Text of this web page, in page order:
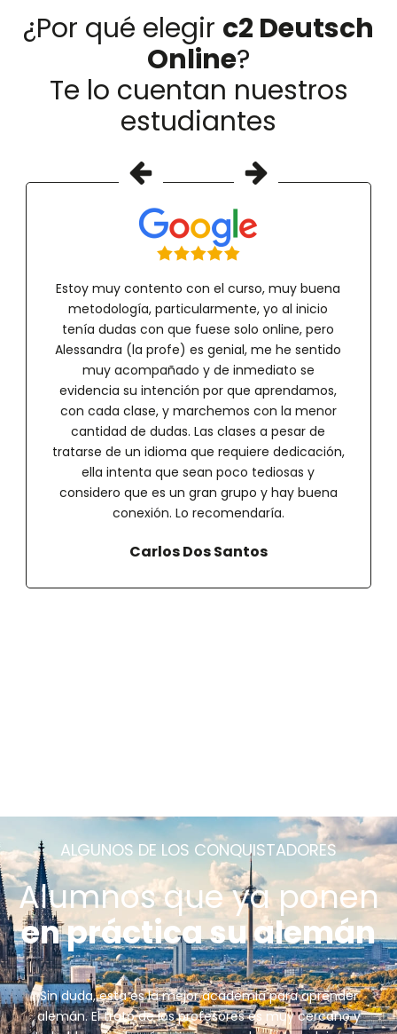
¿Por qué elegir c2 Deutsch
Online?
Te lo cuentan nuestros
estudiantes
Estoy muy contento con el curso, muy buena
metodología, particularmente, yo al inicio
tenía dudas con que fuese solo online, pero
Alessandra (la profe) es genial, me he sentido
muy acompañado y de inmediato se
evidencia su intención por que aprendamos,
con cada clase, y marchemos con la menor
cantidad de dudas. Las clases a pesar de
tratarse de un idioma que requiere dedicación,
ella intenta que sean poco tediosas y
considero que es un gran grupo y hay buena
conexión. Lo recomendaría.
Carlos Dos Santos
ALGUNOS DE LOS CONQUISTADORES
Alumnos que ya ponen
en práctica su alemán
Sin duda, esta es la mejor academia para aprender
alemán. El trato de los profesores es muy cercano y